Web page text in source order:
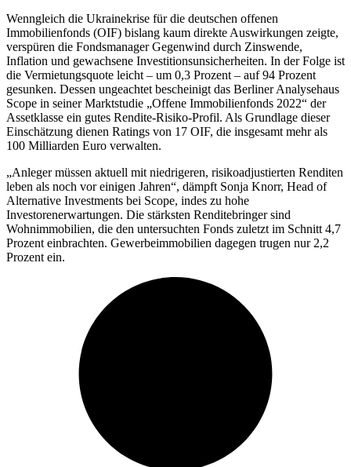
Wenngleich die Ukrainekrise für die deutschen offenen
Immobilienfonds (OIF) bislang kaum direkte Auswirkungen zeigte,
verspüren die Fondsmanager Gegenwind durch Zinswende,
Inflation und gewachsene Investitionsunsicherheiten. In der Folge ist
die Vermietungsquote leicht – um 0,3 Prozent – auf 94 Prozent
gesunken. Dessen ungeachtet bescheinigt das Berliner Analysehaus
Scope in seiner Marktstudie „Offene Immobilienfonds 2022“ der
Assetklasse ein gutes Rendite-Risiko-Profil. Als Grundlage dieser
Einschätzung dienen Ratings von 17 OIF, die insgesamt mehr als
100 Milliarden Euro verwalten.
„Anleger müssen aktuell mit niedrigeren, risikoadjustierten Renditen
leben als noch vor einigen Jahren“, dämpft Sonja Knorr, Head of
Alternative Investments bei Scope, indes zu hohe
Investorenerwartungen. Die stärksten Renditebringer sind
Wohnimmobilien, die den untersuchten Fonds zuletzt im Schnitt 4,7
Prozent einbrachten. Gewerbeimmobilien dagegen trugen nur 2,2
Prozent ein.